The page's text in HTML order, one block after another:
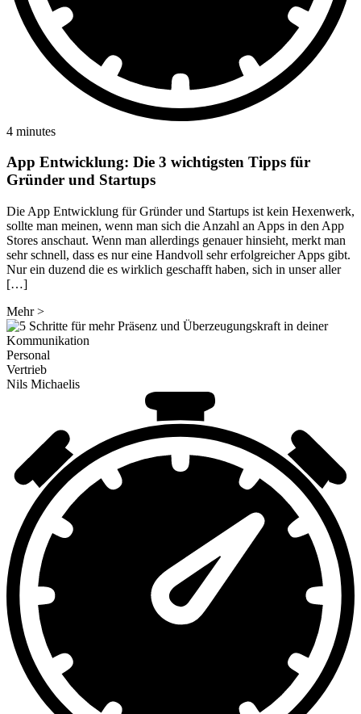
4 minutes
App Entwicklung: Die 3 wichtigsten Tipps für
Gründer und Startups
Die App Entwicklung für Gründer und Startups ist kein Hexenwerk,
sollte man meinen, wenn man sich die Anzahl an Apps in den App
Stores anschaut. Wenn man allerdings genauer hinsieht, merkt man
sehr schnell, dass es nur eine Handvoll sehr erfolgreicher Apps gibt.
Nur ein duzend die es wirklich geschafft haben, sich in unser aller
[…]
Mehr>
Personal
Vertrieb
Nils Michaelis